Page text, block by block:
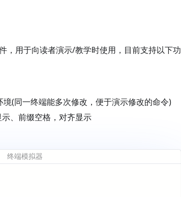
，用于向读者演示/教学时使用，目前支持以下功
(同一终端能多次修改，便于演示修改的命令)
、前缀空格，对齐显示
终端模拟器